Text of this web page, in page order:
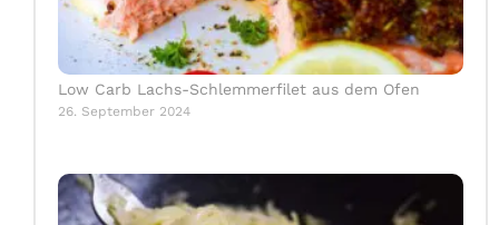
Low Carb Lachs-Schlemmerfilet aus dem Ofen
26. September 2024